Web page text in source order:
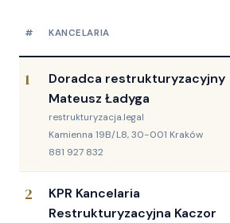
# KANCELARIA
1
Doradca restrukturyzacyjny
Mateusz Ładyga
restrukturyzacja.legal
Kamienna 19B/L8, 30-001 Kraków
881 927 832
2
KPR Kancelaria
Restrukturyzacyjna Kaczor